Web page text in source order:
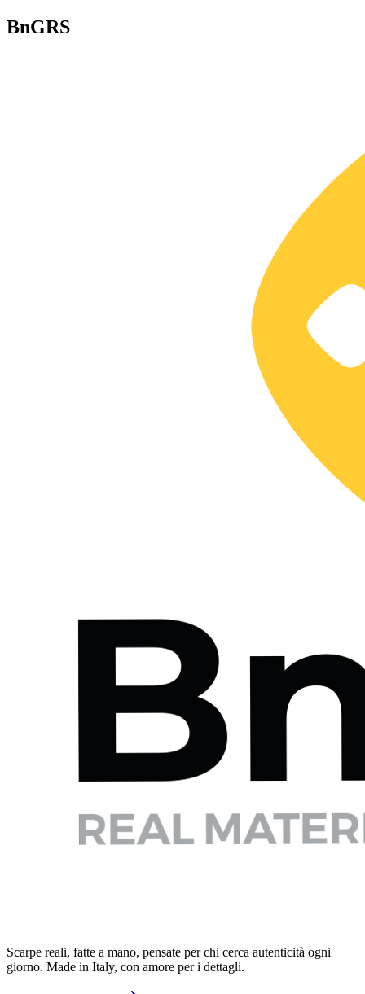
BnGRS
Scarpe reali, fatte a mano, pensate per chi cerca autenticità ogni
giorno. Made in Italy, con amore per i dettagli.